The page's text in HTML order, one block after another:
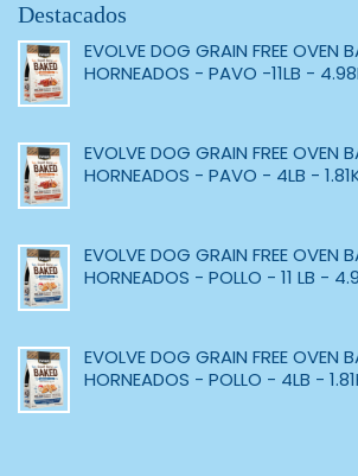
Destacados
EVOLVE DOG GRAIN FREE OVEN
HORNEADOS - PAVO -11LB -
EVOLVE DOG GRAIN FREE OVEN
HORNEADOS - PAVO - 4LB -
EVOLVE DOG GRAIN FREE OVEN
HORNEADOS - POLLO - 11 LB -
EVOLVE DOG GRAIN FREE OVEN
HORNEADOS - POLLO - 4LB -